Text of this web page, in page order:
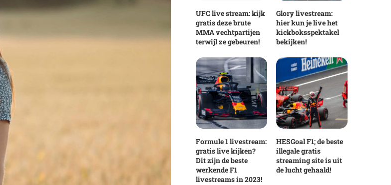
UFC live stream: kijk
gratis deze brute
MMA vechtpartijen
terwijl ze gebeuren!
Glory livestream:
hier kun je live het
kickboksspektakel
bekijken!
Formule 1 livestream:
gratis live kijken?
Dit zijn de beste
werkende F1
livestreams in 2023!
HESGoal F1; de beste
illegale gratis
streaming site is uit
de lucht gehaald!